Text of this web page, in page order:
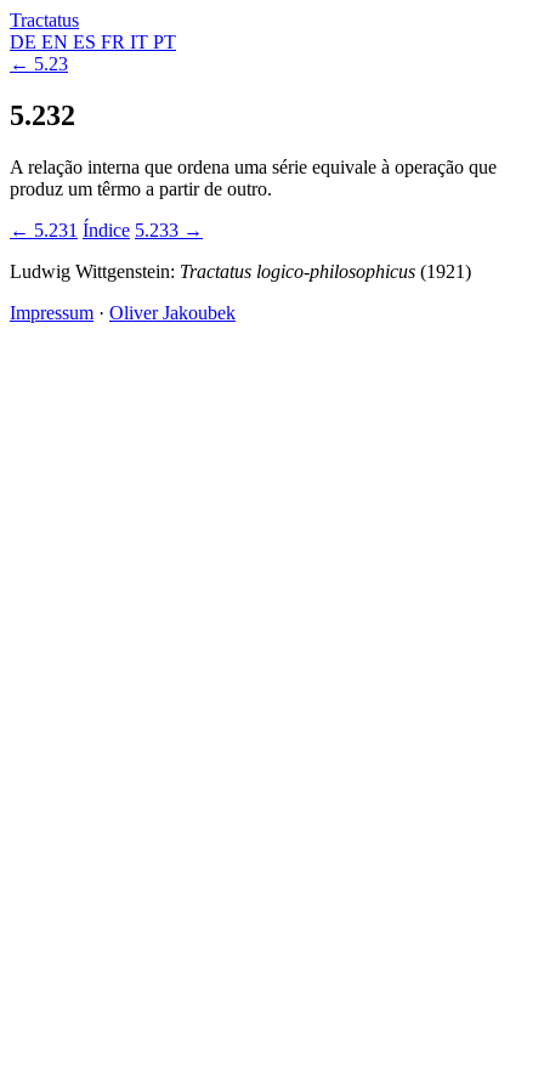
Tractatus
DE EN ES FR IT PT
← 5.23
5.232
A relação interna que ordena uma série equivale à operação que
produz um têrmo a partir de outro.
← 5.231 Índice 5.233 →
Ludwig Wittgenstein: Tractatus logico-philosophicus (1921)
Impressum · Oliver Jakoubek